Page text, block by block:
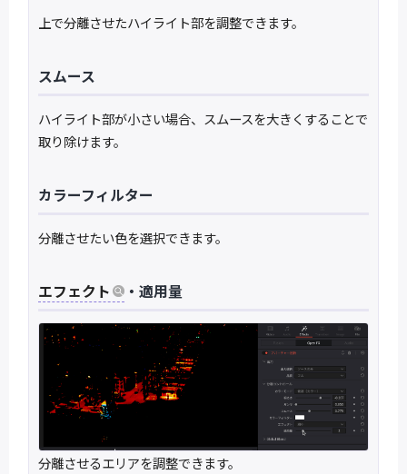
上で分離させたハイライト部を調整できます。
スムース
ハイライト部が小さい場合、スムースを大きくすることで
取り除けます。
カラーフィルター
分離させたい色を選択できます。
エフェクト ・適用量
分離させるエリアを調整できます。